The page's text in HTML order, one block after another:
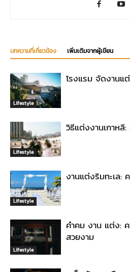
บทความที่เกี่ยวข้อง เพิ่มเติมจากผู้เขียน
Lifestyle
โรงแรม จัดงานแ
Lifestyle
วิธีแต่งงานเกาหลี
Lifestyle
งานแต่งริมทะเล
Lifestyle
คำคม งาน แต่ง:
สวยงาม